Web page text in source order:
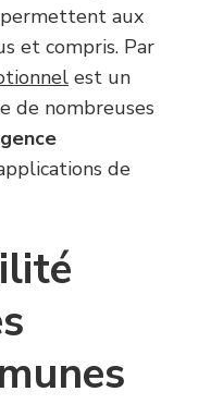
aux
et compris. Par
est un
de nombreuses
de